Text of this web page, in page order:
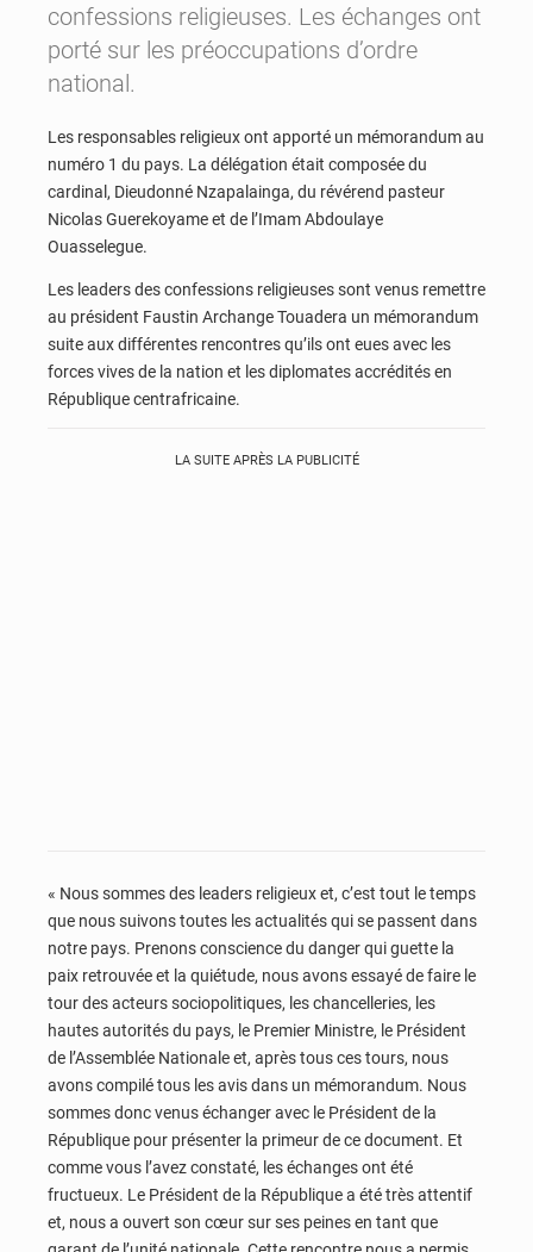
confessions religieuses. Les échanges ont
porté sur les préoccupations d’ordre
national.
Les responsables religieux ont apporté un mémorandum au
numéro 1 du pays. La délégation était composée du
cardinal, Dieudonné Nzapalainga, du révérend pasteur
Nicolas Guerekoyame et de l’Imam Abdoulaye
Ouasselegue.
Les leaders des confessions religieuses sont venus remettre
au président Faustin Archange Touadera un mémorandum
suite aux différentes rencontres qu’ils ont eues avec les
forces vives de la nation et les diplomates accrédités en
République centrafricaine.
LA SUITE APRÈS LA PUBLICITÉ
« Nous sommes des leaders religieux et, c’est tout le temps
que nous suivons toutes les actualités qui se passent dans
notre pays. Prenons conscience du danger qui guette la
paix retrouvée et la quiétude, nous avons essayé de faire le
tour des acteurs sociopolitiques, les chancelleries, les
hautes autorités du pays, le Premier Ministre, le Président
de l’Assemblée Nationale et, après tous ces tours, nous
avons compilé tous les avis dans un mémorandum. Nous
sommes donc venus échanger avec le Président de la
République pour présenter la primeur de ce document. Et
comme vous l’avez constaté, les échanges ont été
fructueux. Le Président de la République a été très attentif
et, nous a ouvert son cœur sur ses peines en tant que